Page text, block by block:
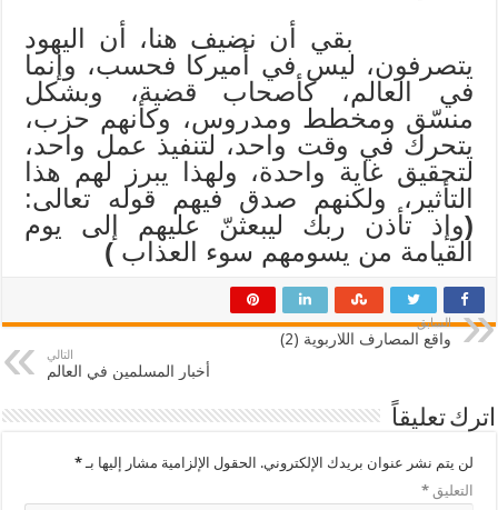
بقي أن نضيف هنا، أن اليهود
يتصرفون، ليس في أميركا فحسب، وإنما
في العالم، كأصحاب قضية، وبشكل
منسّق ومخطط ومدروس، وكأنهم حزب،
يتحرك في وقت واحد، لتنفيذ عمل واحد،
لتحقيق غاية واحدة، ولهذا يبرز لهم هذا
التأثير، ولكنهم صدق فيهم قوله تعالى:
(وإذ تأذن ربك ليبعثنّ عليهم إلى يوم
القيامة من يسومهم سوء العذاب)
السابق
واقع المصارف اللاربوية (2)
التالي
أخبار المسلمين في العالم
اترك تعليقاً
لن يتم نشر عنوان بريدك الإلكتروني. الحقول الإلزامية مشار إليها بـ*
التعليق*